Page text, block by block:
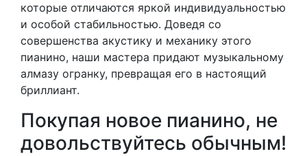
которые отличаются яркой индивидуальностью
и особой стабильностью. Доведя со
совершенства акустику и механику этого
пианино, наши мастера придают музыкальному
алмазу огранку, превращая его в настоящий
бриллиант.
Покупая новое пианино, не
довольствуйтесь обычным!